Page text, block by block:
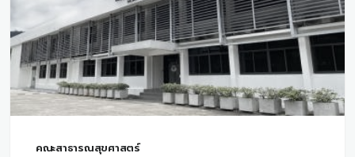
คณะสาธารณสุขศาสตร์